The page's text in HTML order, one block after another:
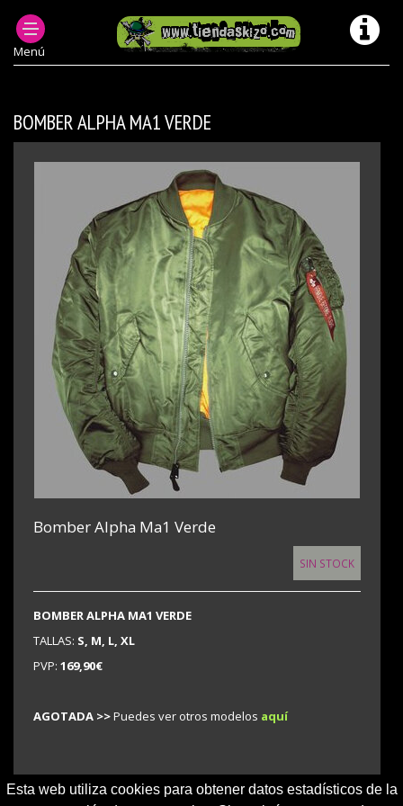
Menú
PRODUCTOS DESCATALOGADOS
CAZADORAS ABRIGOS MODELOS ANTERIORES/ DESCATALOGADOS
BOMBER ALPHA MA1 VERDE
Bomber Alpha Ma1 Verde
SIN STOCK
BOMBER ALPHA MA1 VERDE
TALLAS: S, M, L, XL
PVP: 169,90€
AGOTADA >>Puedes ver otros modelos aquí
Esta web utiliza cookies para obtener datos estadísticos de la